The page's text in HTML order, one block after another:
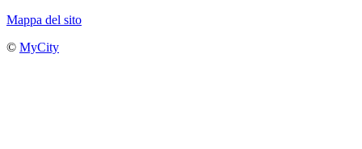
Mappa del sito
© MyCity